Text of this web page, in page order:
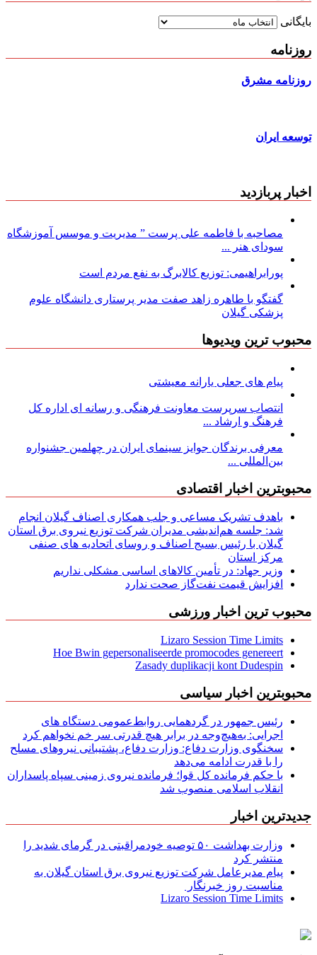
بایگانی
روزنامه
روزنامه مشرق
توسعه ایران
اخبار پربازدید
مصاحبه با فاطمه علی پرست ” مدیریت و موسس آموزشگاه
سودای هنر ...
پورابراهیمی: توزیع کالابرگ به نفع مردم است
گفتگو با طاهره زاهد صفت مدیر پرستاری دانشگاه علوم
پزشکی گیلان
محبوب ترین ویدیوها
پیام های جعلی یارانه معیشتی
انتصاب سرپرست معاونت فرهنگی و رسانه ای اداره کل
فرهنگ و ارشاد ...
معرفی برندگان جوایز سینمای ایران در چهلمین جشنواره
بین‌المللی ...
محبوبترین اخبار اقتصادی
باهدف تشریک مساعی و جلب همکاری اصناف گیلان انجام
شد: جلسه هم‌اندیشی مدیران شركت توزیع نیروی برق استان
گیلان با رئیس بسیج اصناف و روسای اتحادیه های صنفی
مركز استان
وزیر جهاد: در تأمین کالاهای اساسی مشکلی نداریم
افزایش قیمت نفت‌گاز صحت ندارد
محبوب ترین اخبار ورزشی
Lizaro Session Time Limits
Hoe Bwin gepersonaliseerde promocodes genereert
Zasady duplikacji kont Dudespin
محبوبترین اخبار سیاسی
رئیس جمهور در گردهمایی روابط‌عمومی دستگاه های
اجرایی: به‌هیچ‌وجه در برابر هیچ قدرتی سر خم نخواهم کرد
سخنگوی وزارت دفاع: وزارت دفاع، پشتیبانی نیرو‌های مسلح
را با قدرت ادامه می‌دهد
با حکم فرمانده کل قوا؛ فرمانده نیروی زمینی سپاه پاسداران
انقلاب اسلامی منصوب شد
جدیدترین اخبار
وزارت بهداشت ۵۰ توصیه خودمراقبتی در گرمای شدید را
منتشر کرد
پیام مدیرعامل شركت توزیع نیروی برق استان گیلان به
مناسبت روز خبرنگار ‌
Lizaro Session Time Limits